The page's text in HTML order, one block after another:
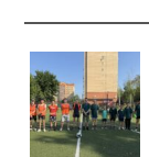
as
s
ni
ki